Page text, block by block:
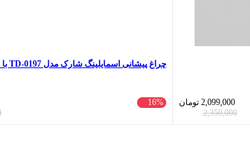
2,099,000 تومان
2,350,000
چراغ پیشانی اسمایلینگ شارک مدل TD-0197 با نور چند رنگ
16%